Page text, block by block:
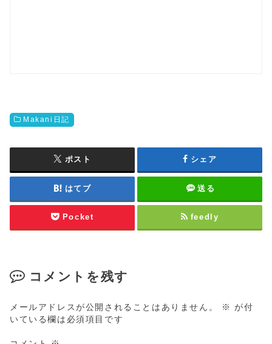
Makani日記
ポスト シェア
はてブ 送る
Pocket feedly
コメントを残す
メールアドレスが公開されることはありません。 ※ が付
いている欄は必須項目です